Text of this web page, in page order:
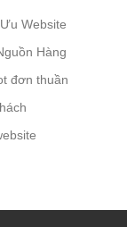
Website
Hàng
đơn thuần